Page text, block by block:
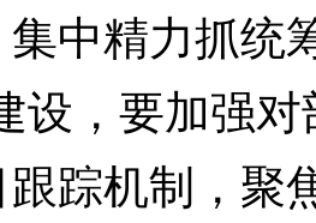
中精力抓统
设，要加强
踪机制，聚